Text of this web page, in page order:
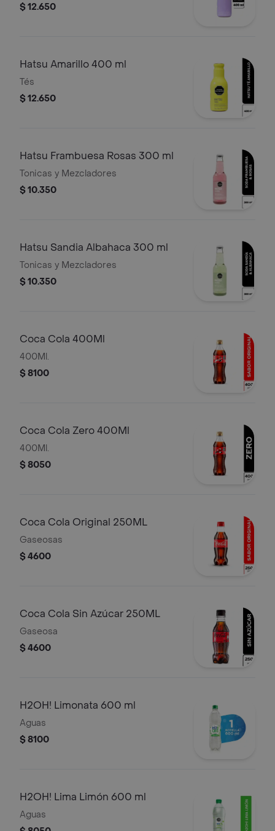
$ 12.650
Hatsu Amarillo 400 ml
Tés
$ 12.650
Hatsu Frambuesa Rosas 300 ml
Tonicas y Mezcladores
$ 10.350
Hatsu Sandia Albahaca 300 ml
Tonicas y Mezcladores
$ 10.350
Coca Cola 400Ml
400Ml.
$ 8100
Coca Cola Zero 400Ml
400Ml.
$ 8050
Coca Cola Original 250ML
Gaseosas
$ 4600
Coca Cola Sin Azúcar 250ML
Gaseosa
$ 4600
H2OH! Limonata 600 ml
Aguas
$ 8100
H2OH! Lima Limón 600 ml
Aguas